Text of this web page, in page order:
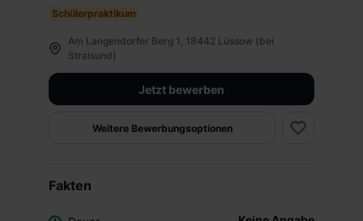
Schülerpraktikum
Am Langendorfer Berg 1, 18442 Lüssow (bei
Stralsund)
Jetzt bewerben
Weitere Bewerbungsoptionen
Fakten